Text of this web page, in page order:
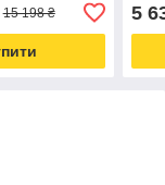
15 198 ₴ 5